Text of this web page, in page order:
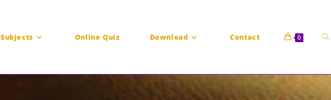
Subjects Online Quiz Download Contact 0